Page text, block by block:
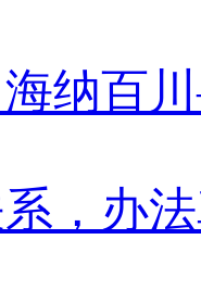
海纳百
，办